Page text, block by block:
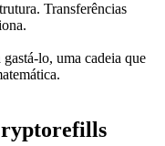
Transferências
lo, uma cadeia que